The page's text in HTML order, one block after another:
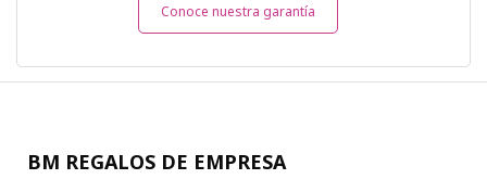
Conoce nuestra garantía
BM REGALOS DE EMPRESA